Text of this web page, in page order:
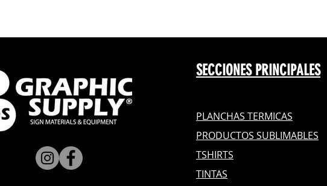
SECCIONES PRINCIPALES
PLANCHAS TERMICAS
PRODUCTOS SUBLIMABLES
TSHIRTS
TINTAS